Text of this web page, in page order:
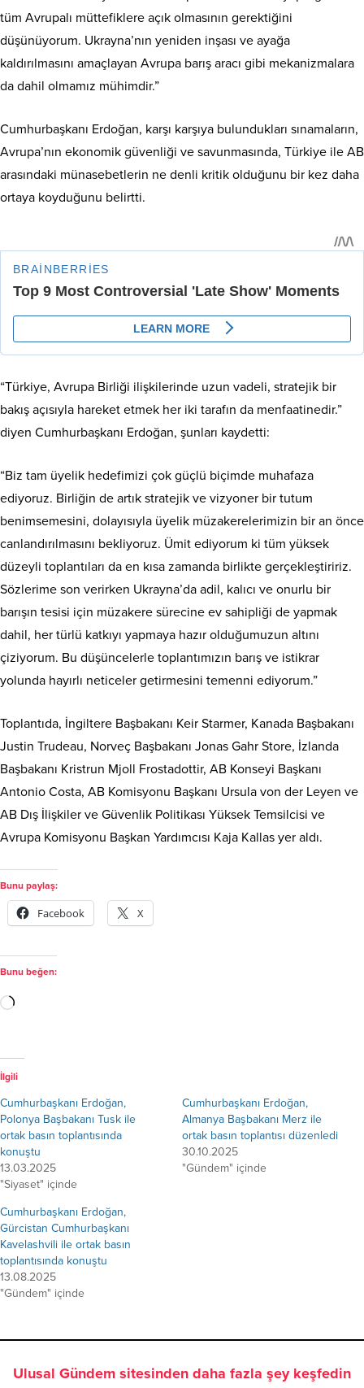
tüm Avrupalı müttefiklere açık olmasının gerektiğini
düşünüyorum. Ukrayna’nın yeniden inşası ve ayağa
kaldırılmasını amaçlayan Avrupa barış aracı gibi mekanizmalara
da dahil olmamız mühimdir.”
Cumhurbaşkanı Erdoğan, karşı karşıya bulundukları sınamaların,
Avrupa’nın ekonomik güvenliği ve savunmasında, Türkiye ile AB
arasındaki münasebetlerin ne denli kritik olduğunu bir kez daha
ortaya koyduğunu belirtti.
“Türkiye, Avrupa Birliği ilişkilerinde uzun vadeli, stratejik bir
bakış açısıyla hareket etmek her iki tarafın da menfaatinedir.”
diyen Cumhurbaşkanı Erdoğan, şunları kaydetti:
“Biz tam üyelik hedefimizi çok güçlü biçimde muhafaza
ediyoruz. Birliğin de artık stratejik ve vizyoner bir tutum
benimsemesini, dolayısıyla üyelik müzakerelerimizin bir an önce
canlandırılmasını bekliyoruz. Ümit ediyorum ki tüm yüksek
düzeyli toplantıları da en kısa zamanda birlikte gerçekleştiririz.
Sözlerime son verirken Ukrayna’da adil, kalıcı ve onurlu bir
barışın tesisi için müzakere sürecine ev sahipliği de yapmak
dahil, her türlü katkıyı yapmaya hazır olduğumuzun altını
çiziyorum. Bu düşüncelerle toplantımızın barış ve istikrar
yolunda hayırlı neticeler getirmesini temenni ediyorum.”
Toplantıda, İngiltere Başbakanı Keir Starmer, Kanada Başbakanı
Justin Trudeau, Norveç Başbakanı Jonas Gahr Store, İzlanda
Başbakanı Kristrun Mjoll Frostadottir, AB Konseyi Başkanı
Antonio Costa, AB Komisyonu Başkanı Ursula von der Leyen ve
AB Dış İlişkiler ve Güvenlik Politikası Yüksek Temsilcisi ve
Avrupa Komisyonu Başkan Yardımcısı Kaja Kallas yer aldı.
Bunu paylaş:
Facebook X
Bunu beğen:
İlgili
Cumhurbaşkanı Erdoğan,
Polonya Başbakanı Tusk ile
ortak basın toplantısında
konuştu
13.03.2025
"Siyaset" içinde
Cumhurbaşkanı Erdoğan,
Almanya Başbakanı Merz ile
ortak basın toplantısı düzenledi
30.10.2025
"Gündem" içinde
Cumhurbaşkanı Erdoğan,
Gürcistan Cumhurbaşkanı
Kavelashvili ile ortak basın
toplantısında konuştu
13.08.2025
"Gündem" içinde
Ulusal Gündem sitesinden daha fazla şey keşfedin